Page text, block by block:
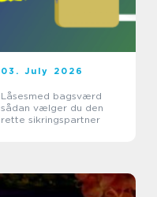
03. July 2026
Låsesmed bagsværd
sådan vælger du den
rette sikringspartner